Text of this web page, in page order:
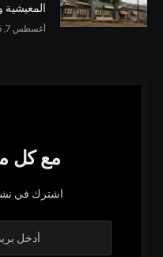
المعيشية
أغسطس 7, 2026
مع كل
اشترك في